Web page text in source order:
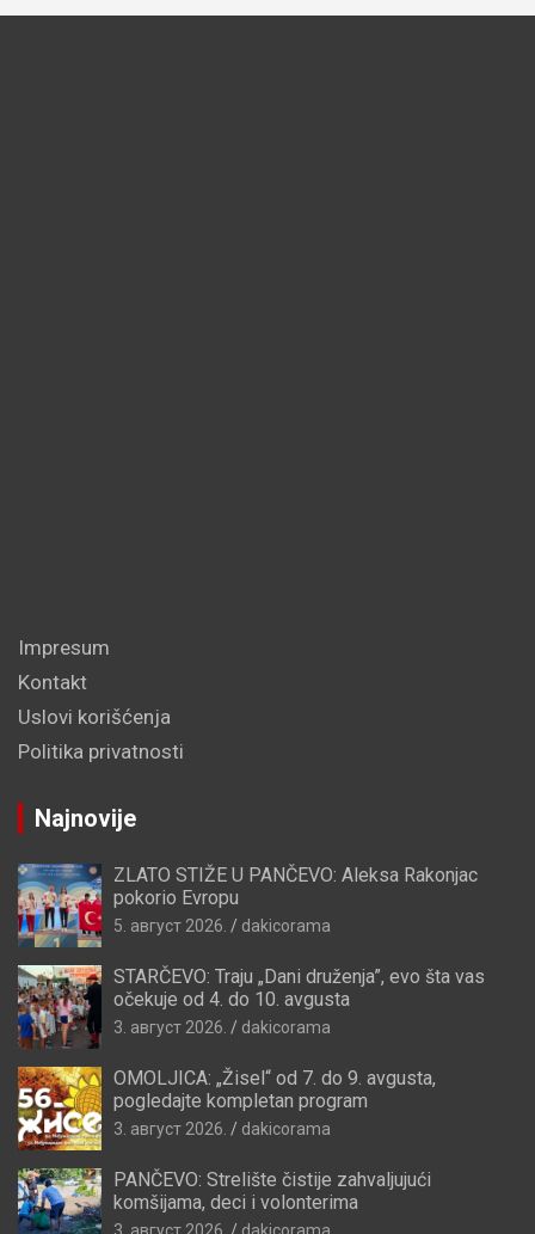
Impresum
Kontakt
Uslovi korišćenja
Politika privatnosti
Najnovije
ZLATO STIŽE U PANČEVO: Aleksa Rakonjac
pokorio Evropu
5. август 2026. dakicorama
STARČEVO: Traju „Dani druženja”, evo šta vas
očekuje od 4. do 10. avgusta
3. август 2026. dakicorama
OMOLJICA: „Žisel“ od 7. do 9. avgusta,
pogledajte kompletan program
3. август 2026. dakicorama
PANČEVO: Strelište čistije zahvaljujući
komšijama, deci i volonterima
3. август 2026. dakicorama